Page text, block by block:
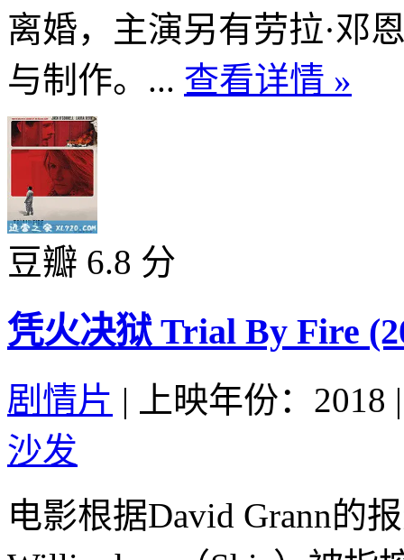
离婚，主演另有劳拉·邓
与制作。... 查看详情 »
豆瓣 6.8 分
凭火决狱 Trial By Fire
剧情片 | 上映年份：2018 |
沙发
电影根据David Grann的